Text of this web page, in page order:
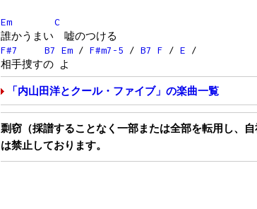
Em
C
誰かうまい 嘘のつける
F#7
B7 Em / F#m7-5 / B7 F / E /
相手捜すの よ
「内山田洋とクール・ファイブ」の楽曲一覧
剽窃（採譜することなく一部または全部を転用し、
は禁止しております。